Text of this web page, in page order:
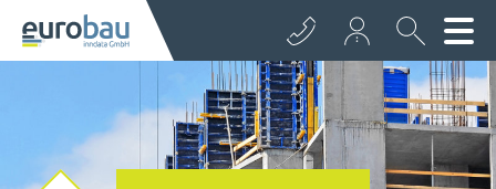
+43 512 362233
info@euro­bau.com